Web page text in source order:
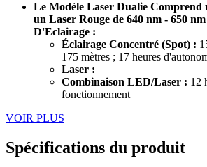
Le Modèle Laser Dualie Comprend
un Laser Rouge de 640 nm - 650
D'Eclairage :
Éclairage Concentré (Spot) :
175 mètres ; 17 heures
Laser :
Combinaison LED/Laser : 12
fonctionnement
VOIR PLUS
Spécifications du produit